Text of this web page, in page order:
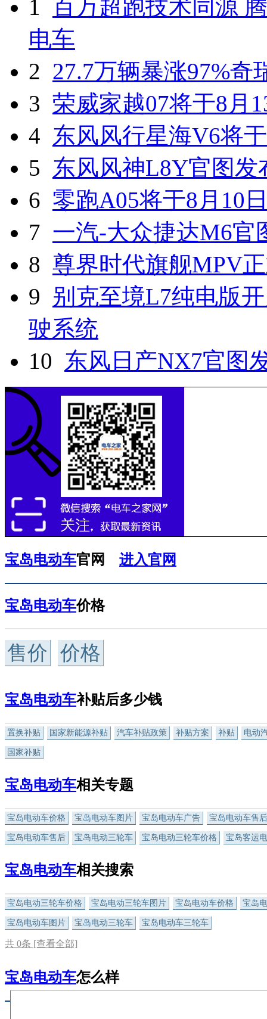
1
百万超跑技术同源
电车
2 27.7万辆暴涨97%奇
3 荣威家越07将于8月
4 东风风行星海V6将
5 东风风神L8Y官图发
6 零跑A05将于8月10
7 一汽-大众捷达M6官
8 尊界时代旗舰MPV
9 别克至境L7纯电版
驶系统
10 东风日产NX7官图
宝岛电动车官网 进入官网
宝岛电动车价格
售价 价格
宝岛电动车补贴后多少钱
置换补贴 国家新能源补贴 汽车补贴政策 补贴方案 补贴 电动
国家补贴
宝岛电动车相关专题
宝岛电动车价格 宝岛电动车图片 宝岛电动车广告 宝岛电动车售
宝岛电动车售后 宝岛电动三轮车 宝岛电动三轮车价格 宝岛客运
宝岛电动车相关搜索
宝岛电动三轮车价格 宝岛电动三轮车图片 宝岛电动车价格 宝岛
宝岛电动车图片 宝岛电动三轮车 宝岛电动车三轮车
共 0条 [查看全部]
宝岛电动车怎么样